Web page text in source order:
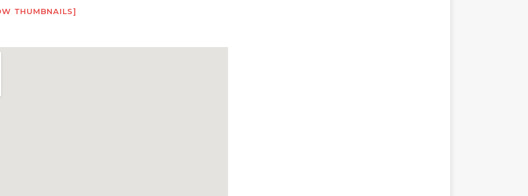
THUMBNAILS]